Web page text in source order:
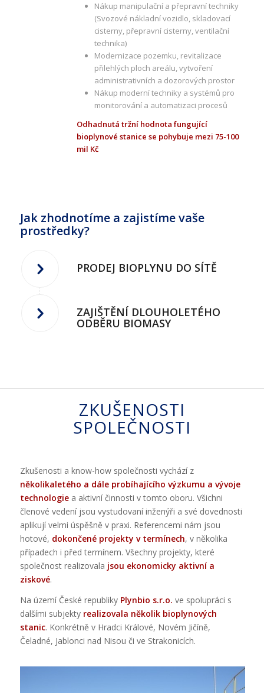
Nákup manipulační a přepravní techniky
(Svozové nákladní vozidlo, skladovací
cisterny, přepravní cisterny, ventilační
technika)
Modernizace pozemku, revitalizace
přilehlých ploch areálu, vytvoření
administrativních a dozorových prostor
Nákup moderní techniky a systémů pro
monitorování a automatizaci procesů
Odhadnutá tržní hodnota fungující
bioplynové stanice se pohybuje mezi 75-100
mil Kč
Jak zhodnotíme a zajistíme vaše
prostředky?
PRODEJ BIOPLYNU DO SÍTĚ
ZAJIŠTĚNÍ DLOUHOLETÉHO
ODBĚRU BIOMASY
ZKUŠENOSTI
SPOLEČNOSTI
Zkušenosti a know-how společnosti vychází z
několikaletého a dále probíhajícího výzkumu a vývoje
technologiea aktivní činnosti v tomto oboru. Všichni
členové vedení jsou vystudovaní inženýři a své dovednosti
aplikují velmi úspěšně v praxi. Referencemi nám jsou
hotové, dokončené projekty v termínech, v několika
případech i před termínem. Všechny projekty, které
společnost realizovala jsou ekonomicky aktivní a
ziskové.
Na území České republiky Plynbio s.r.o. ve spolupráci s
dalšími subjekty realizovala několik bioplynových
stanic. Konkrétně v Hradci Králové, Novém Jičíně,
Čeladné, Jablonci nad Nisou či ve Strakonicích.